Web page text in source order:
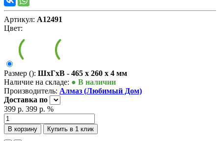
Артикул: А12491
Цвет:
Размер (): ШxГxВ - 465 x 260 x 4 мм
Наличие на складе: ● В наличии
Производитель: Алмаз (Любимый Дом)
Доставка по
399 р. 399 р. %
В корзину Купить в 1 клик